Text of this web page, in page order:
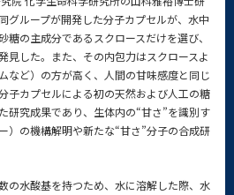
グループが開発した分子カプセルが、水中
の主成分であるスクロースだけを選び、
見した。また、その内包力はスクロースよ
など）の方が高く、人間の甘味感度と同じ
子カプセルによる初の天然および人工の糖
研究成果であり、生体内の“甘さ”を識別す
）の機構解明や新たな“甘さ”分子の合成研
の水酸基を持つため、水に溶解した際、水